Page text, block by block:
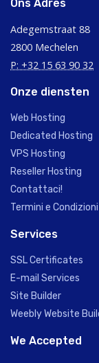
Ons Adres
Adegemstraat 88
2800 Mechelen
P: +32 15 63 90 32
Onze diensten
Web Hosting
Dedicated Hosting
VPS Hosting
Reseller Hosting
Contattaci!
Termini e
Services
SSL Certificates
E-mail Services
Site Builder
Weebly Website
We Accepted